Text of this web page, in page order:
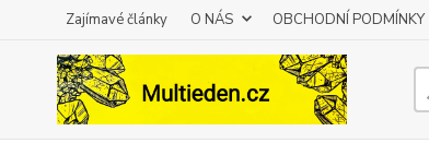
Zajímavé články O NÁS OBCHODNÍ PODMÍNKY